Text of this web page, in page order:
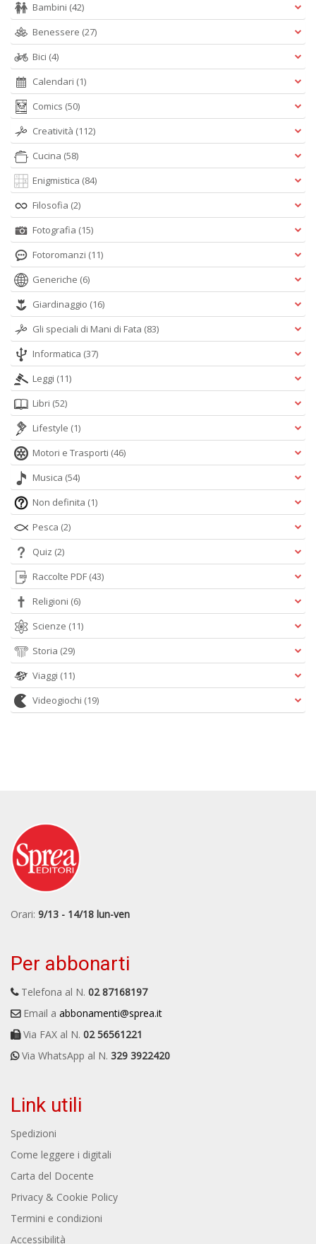
Bambini (42)
Benessere (27)
Bici (4)
Calendari (1)
Comics (50)
Creatività (112)
Cucina (58)
Enigmistica (84)
Filosofia (2)
Fotografia (15)
Fotoromanzi (11)
Generiche (6)
Giardinaggio (16)
Gli speciali di Mani di Fata (83)
Informatica (37)
Leggi (11)
Libri (52)
Lifestyle (1)
Motori e Trasporti (46)
Musica (54)
Non definita (1)
Pesca (2)
Quiz (2)
Raccolte PDF (43)
Religioni (6)
Scienze (11)
Storia (29)
Viaggi (11)
Videogiochi (19)
Orari: 9/13 - 14/18 lun-ven
Per abbonarti
Telefona al N. 02 87168197
Email a abbonamenti@sprea.it
Via FAX al N. 02 56561221
Via WhatsApp al N. 329 3922420
Link utili
Spedizioni
Come leggere i digitali
Carta del Docente
Privacy & Cookie Policy
Termini e condizioni
Accessibilità